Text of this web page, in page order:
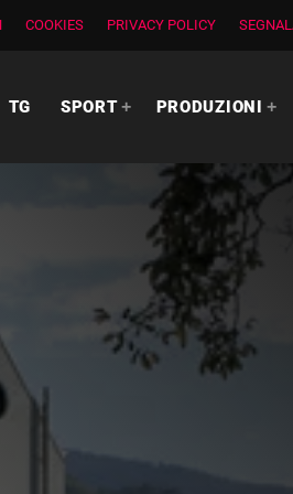
COOKIES PRIVACY POLICY
TG SPORT PRODUZIONI